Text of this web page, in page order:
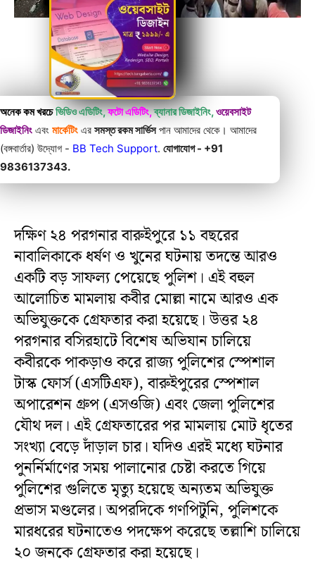
অনেক কম খরচে ভিডিও এডিটিং,ফটো এডিটিং,ব্যানার ডিজাইনিং,ওয়েবসাইট
ডিজাইনিং এবং মার্কেটিং এর সমস্ত রকম সার্ভিসপান আমাদের থেকে। আমাদের
(বঙ্গবার্তার) উদ্যোগ - BB Tech Support. যোগাযোগ - +91
9836137343.
দক্ষিণ ২৪ পরগনার বারুইপুরে ১১ বছরের
নাবালিকাকে ধর্ষণ ও খুনের ঘটনায় তদন্তে আরও
একটি বড় সাফল্য পেয়েছে পুলিশ। এই বহুল
আলোচিত মামলায় কবীর মোল্লা নামে আরও এক
অভিযুক্তকে গ্রেফতার করা হয়েছে। উত্তর ২৪
পরগনার বসিরহাটে বিশেষ অভিযান চালিয়ে
কবীরকে পাকড়াও করে রাজ্য পুলিশের স্পেশাল
টাস্ক ফোর্স (এসটিএফ), বারুইপুরের স্পেশাল
অপারেশন গ্রুপ (এসওজি) এবং জেলা পুলিশের
যৌথ দল। এই গ্রেফতারের পর মামলায় মোট ধৃতের
সংখ্যা বেড়ে দাঁড়াল চার। যদিও এরই মধ্যে ঘটনার
পুনর্নির্মাণের সময় পালানোর চেষ্টা করতে গিয়ে
পুলিশের গুলিতে মৃত্যু হয়েছে অন্যতম অভিযুক্ত
প্রভাস মণ্ডলের। অপরদিকে গণপিটুনি, পুলিশকে
মারধরের ঘটনাতেও পদক্ষেপ করেছে তল্লাশি চালিয়ে
২০ জনকে গ্রেফতার করা হয়েছে।